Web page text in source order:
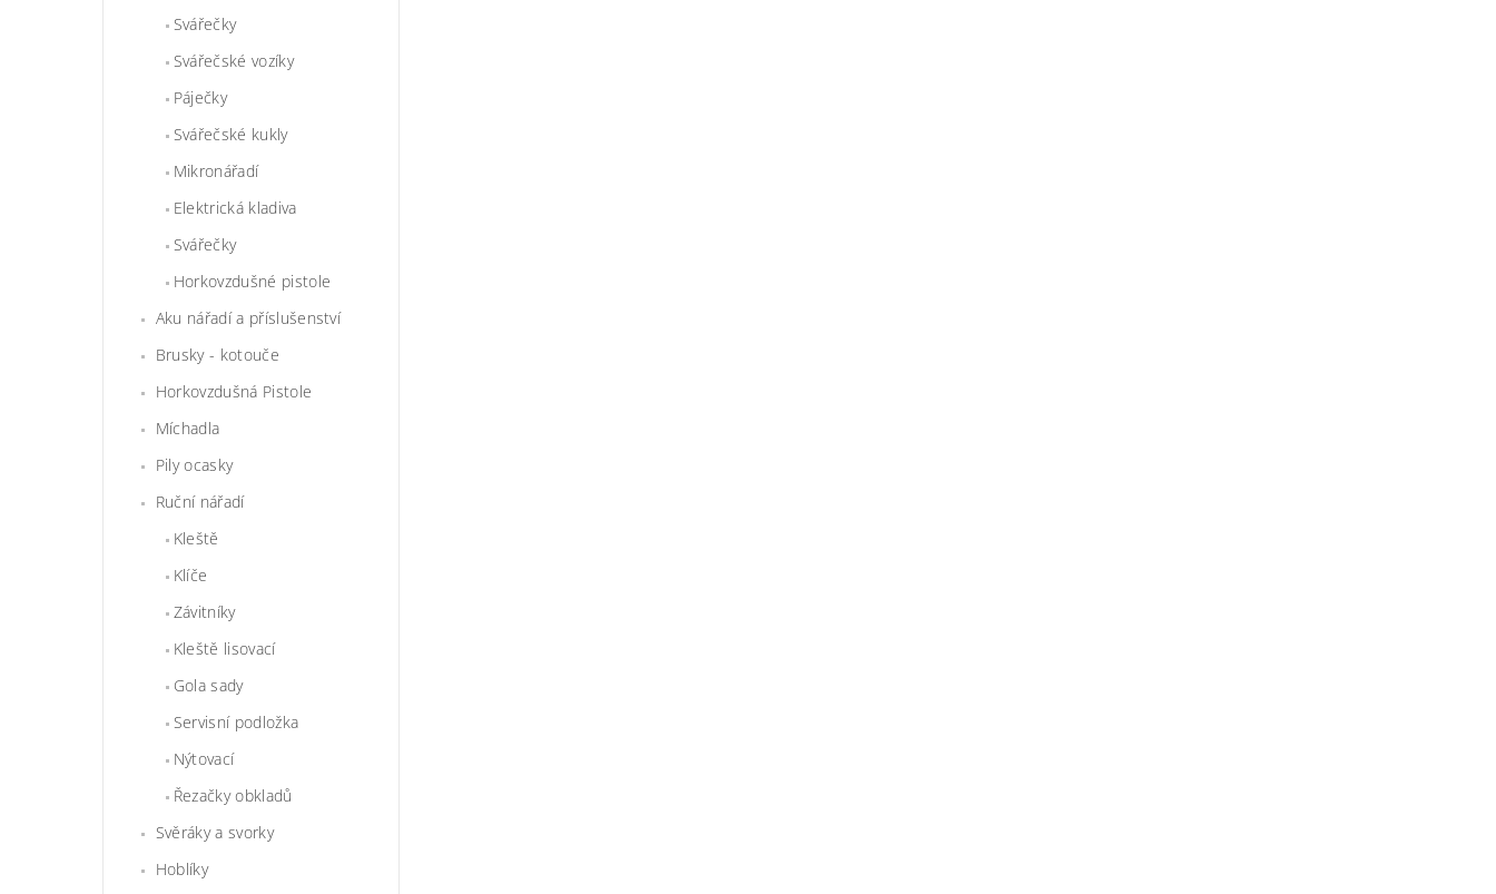
Svářečky
Svářečské vozíky
Páječky
Svářečské kukly
Mikronářadí
Elektrická kladiva
Svářečky
Horkovzdušné pistole
Aku nářadí a příslušenství
Brusky - kotouče
Horkovzdušná Pistole
Míchadla
Pily ocasky
Ruční nářadí
Kleště
Klíče
Závitníky
Kleště lisovací
Gola sady
Servisní podložka
Nýtovací
Řezačky obkladů
Svěráky a svorky
Hoblíky